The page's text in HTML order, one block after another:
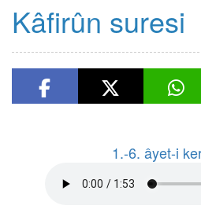
Kâfirûn suresi
1.-6. âyet-i